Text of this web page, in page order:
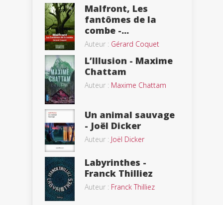
Malfront, Les
fantômes de la
combe -...
Auteur : Gérard Coquet
L’Illusion - Maxime
Chattam
Auteur : Maxime Chattam
Un animal sauvage
- Joël Dicker
Auteur : Joël Dicker
Labyrinthes -
Franck Thilliez
Auteur : Franck Thilliez